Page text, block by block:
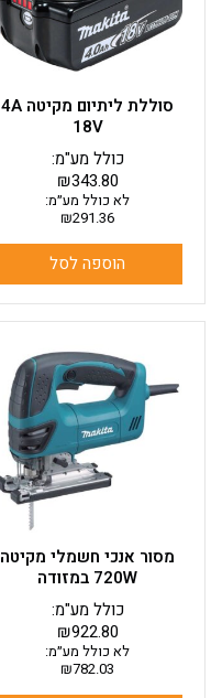
סוללת ליתיום מקיטה 4A
18V
₪343.80
כולל מע"מ:
לא כולל מע״מ:
₪291.36
הוספה לסל
מסור אנכי חשמלי מקיטה
720W במזודה
₪922.80
כולל מע"מ:
לא כולל מע״מ:
₪782.03